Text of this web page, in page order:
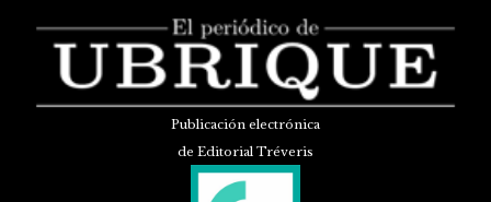
Publicación electrónica
de Editorial Tréveris